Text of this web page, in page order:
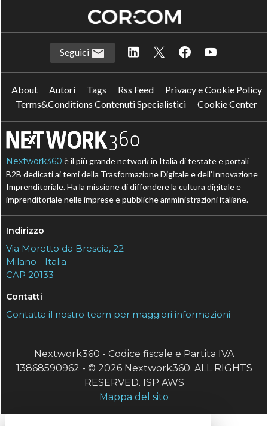
Seguici
About Autori Tags Rss Feed
Privacy e Cookie Policy
Terms&Conditions Contenuti Specialistici
Cookie Center
Nextwork360 è il più grande network in Italia di testate e portali
B2B dedicati ai temi della Trasformazione Digitale e dell’Innovazione
Imprenditoriale. Ha la missione di diffondere la cultura digitale e
imprenditoriale nelle imprese e pubbliche amministrazioni italiane.
Indirizzo
Via Moretto da Brescia, 22
Milano - Italia
CAP 20133
Contatti
Contatta il nostro team per maggiori informazioni
Nextwork360 - Codice fiscale e Partita IVA
13868590962 - © 2026 Nextwork360. ALL RIGHTS
RESERVED. ISP AWS
Mappa del sito